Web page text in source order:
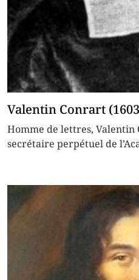
Valentin Conrart
Homme de lettres,
secrétaire perpétuel de